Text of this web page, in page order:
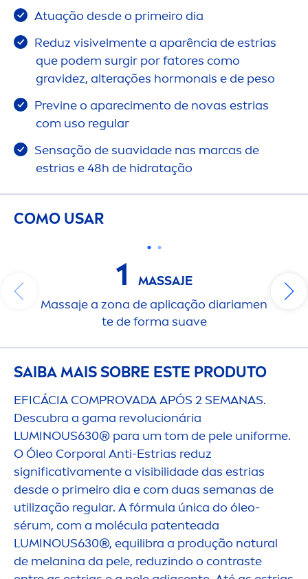
Atuação desde o primeiro dia
Reduz visivelmente a aparência de estrias
que podem surgir por fatores como
gravidez, alterações hormonais e de peso
Previne o aparecimento de novas estrias
com uso regular
Sensação de suavidade nas marcas de
estrias e 48h de hidratação
COMO USAR
1
MASSAJE
Massaje a zona de aplicação diariamen
te de forma suave
SAIBA MAIS SOBRE ESTE PRODUTO
EFICÁCIA COMPROVADA APÓS 2 SEMANAS.
Descubra a gama revolucionária
LUMINOUS630® para um tom de pele uniforme.
O Óleo Corporal Anti-Estrias reduz
significativamente a visibilidade das estrias
desde o primeiro dia e com duas semanas de
utilização regular. A fórmula única do óleo-
sérum, com a molécula patenteada
LUMINOUS630®, equilibra a produção natural
de melanina da pele, reduzindo o contraste